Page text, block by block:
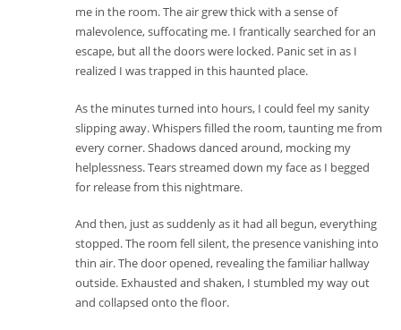
me in the room. The air grew thick with a sense of
malevolence, suffocating me. I frantically searched for an
escape, but all the doors were locked. Panic set in as I
realized I was trapped in this haunted place.
As the minutes turned into hours, I could feel my sanity
slipping away. Whispers filled the room, taunting me from
every corner. Shadows danced around, mocking my
helplessness. Tears streamed down my face as I begged
for release from this nightmare.
And then, just as suddenly as it had all begun, everything
stopped. The room fell silent, the presence vanishing into
thin air. The door opened, revealing the familiar hallway
outside. Exhausted and shaken, I stumbled my way out
and collapsed onto the floor.